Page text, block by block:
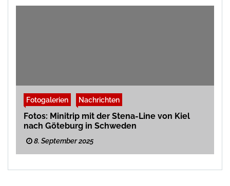
Fotogalerien Nachrichten
Fotos: Minitrip mit der Stena-Line von Kiel
nach Göteburg in Schweden
8. September 2025